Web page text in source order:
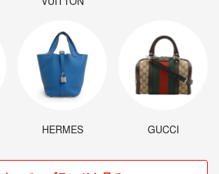
HERMES GUCCI